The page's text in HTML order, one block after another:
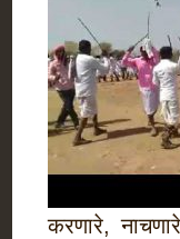
करणारे,